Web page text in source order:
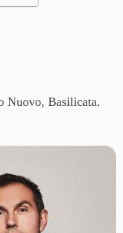
Nuovo, Basilicata.